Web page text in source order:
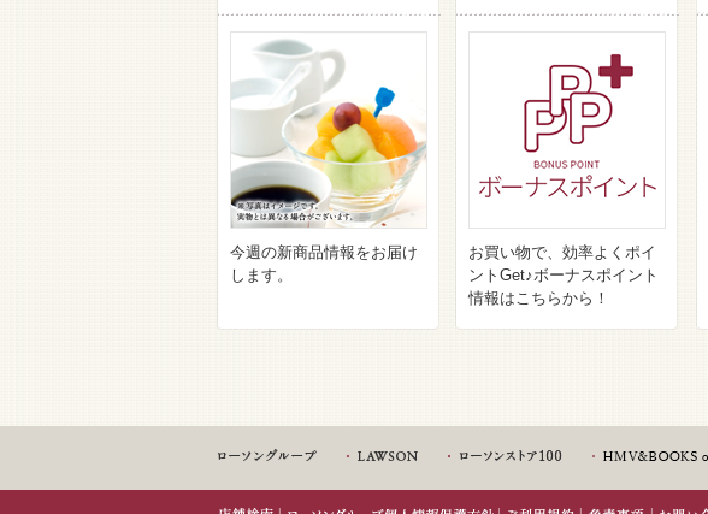
今週の新商品情報をお届け
します。
お買い物で、効率よくポイ
ントGet♪ボーナスポイント
情報はこちらから！